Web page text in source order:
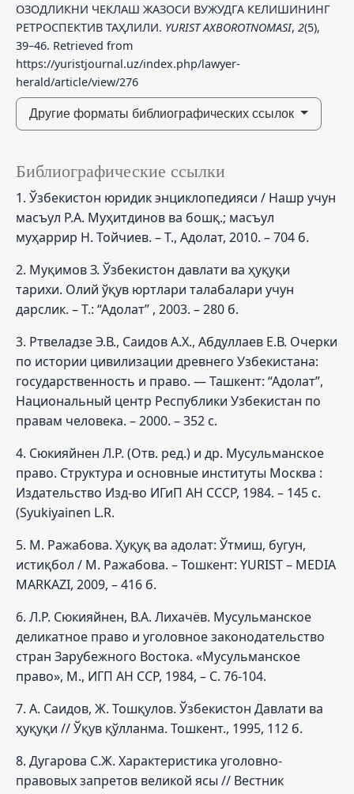
ОЗОДЛИКНИ ЧЕКЛАШ ЖАЗОСИ ВУЖУДГА КЕЛИШИНИНГ
РЕТРОСПЕКТИВ ТАҲЛИЛИ. YURIST AXBOROTNOMASI, 2(5),
39–46. Retrieved from
https://yuristjournal.uz/index.php/lawyer-
herald/article/view/276
Другие форматы библиографических ссылок
Библиографические ссылки
1. Ўзбекистон юридик энциклопедияси / Нашр учун
масъул Р.А. Муҳитдинов ва бошқ.; масъул
муҳаррир Н. Тойчиев. – Т., Адолат, 2010. – 704 б.
2. Муқимов З. Ўзбекистон давлати ва ҳуқуқи
тарихи. Олий ўқув юртлари талабалари учун
дарслик. – Т.: “Адолат” , 2003. – 280 б.
3. Ртвеладзе Э.В., Саидов А.Х., Абдуллаев Е.В. Очерки
по истории цивилизации древнего Узбекистана:
государственность и право. — Ташкент: “Адолат”,
Национальный центр Республики Узбекистан по
правам человека. – 2000. – 352 с.
4. Сюкияйнен Л.Р. (Отв. ред.) и др. Мусульманское
право. Структура и основные институты Москва :
Издательство Изд-во ИГиП АН СССР, 1984. – 145 с.
(Syukiyainen L.R.
5. М. Ражабова. Ҳуқуқ ва адолат: Ўтмиш, бугун,
истиқбол / М. Ражабова. – Тошкент: YURIST – MEDIA
MARKAZI, 2009, – 416 б.
6. Л.Р. Сюкияйнен, В.А. Лихачёв. Мусульманское
деликатное право и уголовное законодательство
стран Зарубежного Востока. «Мусульманское
право», М., ИГП АН ССР, 1984, – С. 76-104.
7. А. Саидов, Ж. Тошқулов. Ўзбекистон Давлати ва
ҳуқуқи // Ўқув қўлланма. Тошкент., 1995, 112 б.
8. Дугарова С.Ж. Характеристика уголовно-
правовых запретов великой ясы // Вестник